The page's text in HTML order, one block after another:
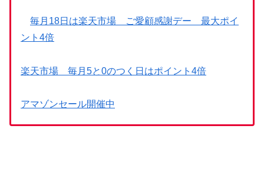
毎月18日は楽天市場 ご愛顧感謝デー 最大ポイ
ント4倍
楽天市場 毎月5と0のつく日はポイント4倍
アマゾンセール開催中